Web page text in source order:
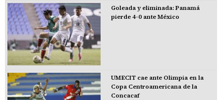
Goleada y eliminada: Panamá
pierde 4-0 ante México
UMECIT cae ante Olimpia en la
Copa Centroamericana de la
Concacaf